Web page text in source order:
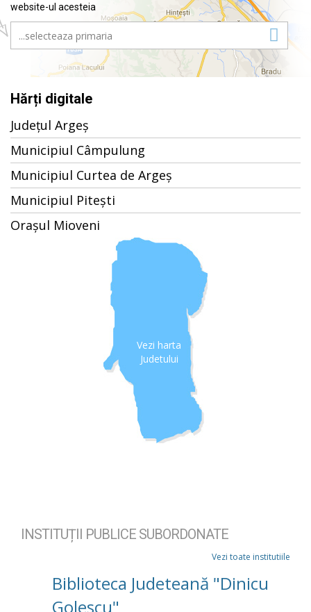
website-ul acesteia
Hărți digitale
Județul Argeș
Municipiul Câmpulung
Municipiul Curtea de Argeș
Municipiul Pitești
Orașul Mioveni
Vezi harta
Judetului
INSTITUȚII PUBLICE SUBORDONATE
Vezi toate institutiile
Biblioteca Judeteană "Dinicu
Golescu"